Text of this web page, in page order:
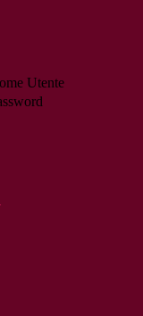
Utente